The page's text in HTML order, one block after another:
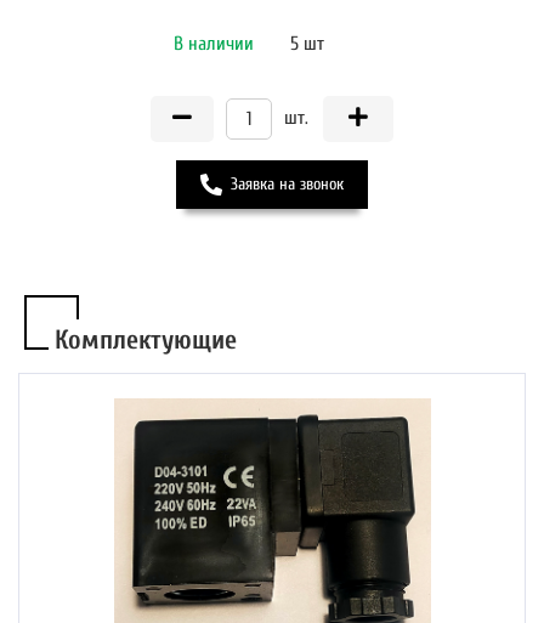
В наличии 5 шт
шт.
Заявка на звонок
Комплектующие